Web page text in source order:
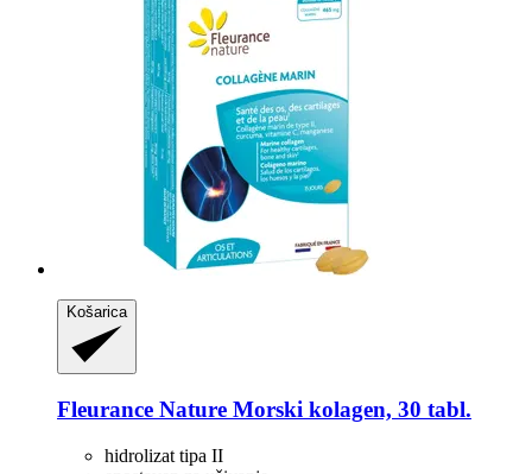
Košarica
Fleurance Nature Morski kolagen, 30 tabl.
hidrolizat tipa II